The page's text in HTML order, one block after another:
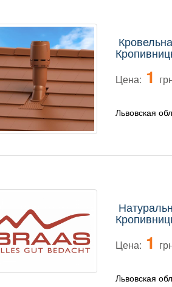
Цена: 1
Львовская
Цена: 1
Львовская